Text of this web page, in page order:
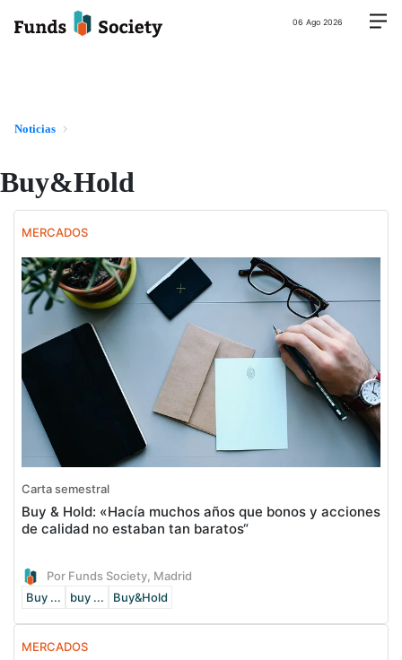
06 Ago 2026
Noticias
Buy&Hold
MERCADOS
Carta semestral
Buy & Hold: «Hacía muchos años que bonos y acciones
de calidad no estaban tan baratos“
Por Funds Society, Madrid
Buy ...
buy ... Buy&Hold
MERCADOS